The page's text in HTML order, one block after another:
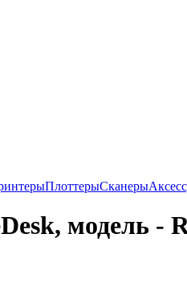
ПлоттерыСканеры
модель -